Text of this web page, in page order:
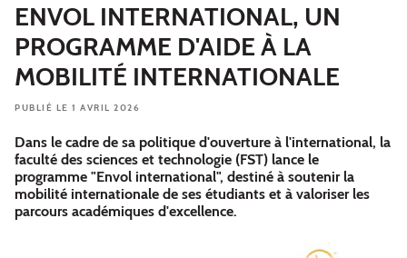
ENVOL INTERNATIONAL, UN
PROGRAMME D'AIDE À LA
MOBILITÉ INTERNATIONALE
PUBLIÉ LE 1 AVRIL 2026
Dans le cadre de sa politique d'ouverture à l'international, la
faculté des sciences et technologie (FST) lance le
programme "Envol international", destiné à soutenir la
mobilité internationale de ses étudiants et à valoriser les
parcours académiques d'excellence.